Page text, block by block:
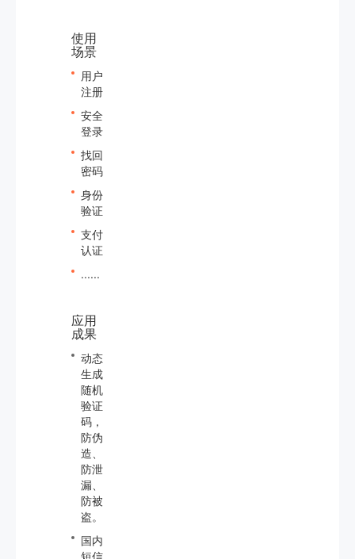
使用
场景
用户
注册
安全
登录
找回
密码
身份
验证
支付
认证
......
应用
成果
动态
生成
随机
验证
码，
防伪
造、
防泄
漏、
防被
盗。
国内
短信